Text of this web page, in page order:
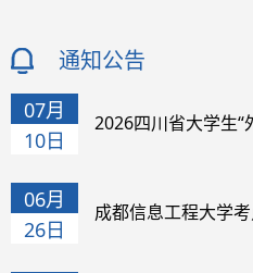
通知公告
07月
10日
2026四川省大学生“
06月
26日
成都信息工程大学